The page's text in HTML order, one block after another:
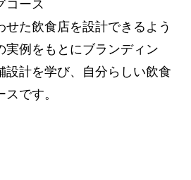
コース
せた飲食店を設計できるよう
実例をもとにブランディン
設計を学び、自分らしい飲食
です。